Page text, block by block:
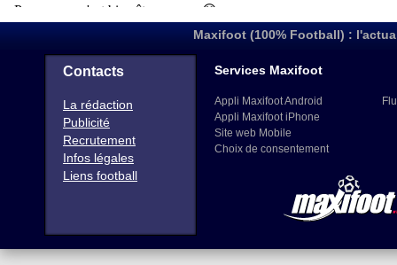
Maxifoot (100% Football) :
Contacts
La rédaction
Publicité
Recrutement
Infos légales
Liens football
Services Maxifoot
Appli Maxifoot Android
Appli Maxifoot iPhone
Site web Mobile
Choix de consentement